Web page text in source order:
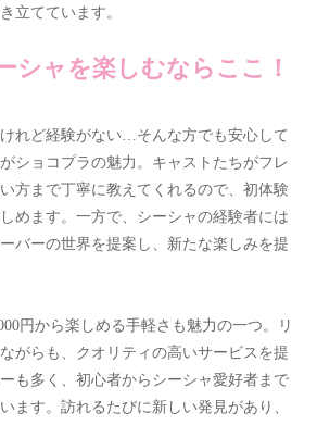
立てています。
シャを楽しむならここ！
れど経験がない…そんな方でも安心して
ショコプラの魅力。キャストたちがフレ
方まで丁寧に教えてくれるので、初体験
めます。一方で、シーシャの経験者には
バーの世界を提案し、新たな楽しみを提
円から楽しめる手軽さも魅力の一つ。リ
がらも、クオリティの高いサービスを提
も多く、初心者からシーシャ愛好者まで
ます。訪れるたびに新しい発見があり、